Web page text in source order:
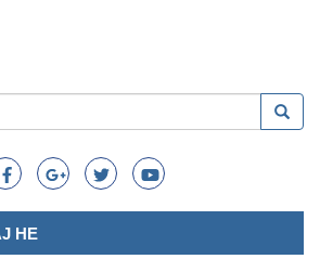
НЕ